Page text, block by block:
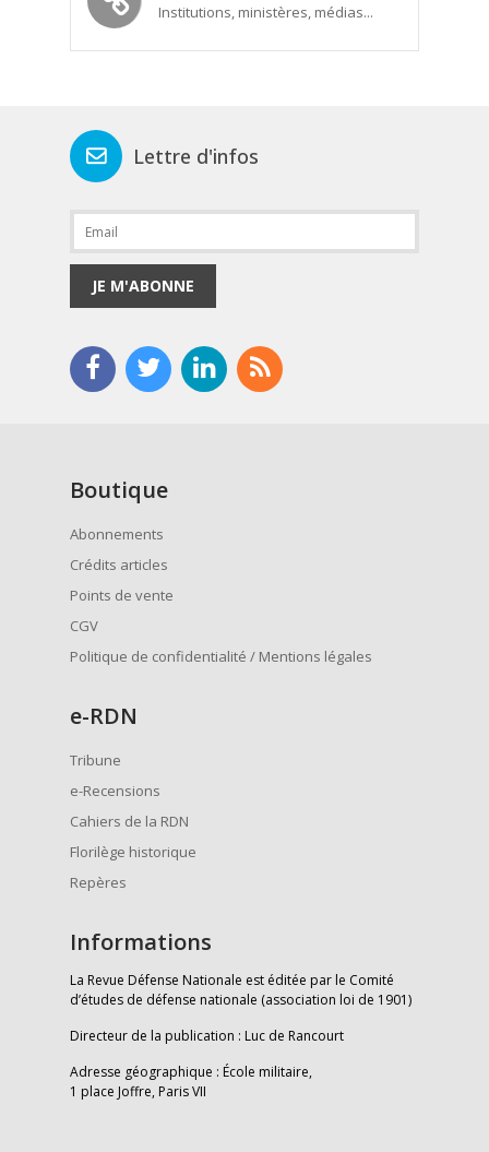
Institutions, ministères, médias...
Lettre d'infos
JE M'ABONNE
Boutique
Abonnements
Crédits articles
Points de vente
CGV
Politique de confidentialité / Mentions légales
e-RDN
Tribune
e-Recensions
Cahiers de la RDN
Florilège historique
Repères
Informations
La Revue Défense Nationale est éditée par le Comité
d’études de défense nationale (association loi de 1901)
Directeur de la publication : Luc de Rancourt
Adresse géographique : École militaire,
1 place Joffre, Paris VII